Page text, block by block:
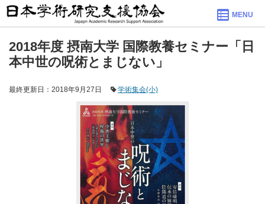
MENU
2018年度 摂南大学 国際教養セミナー「日
本中世の呪術とまじない」
最終更新日：2018年9月27日 学術集会(小)